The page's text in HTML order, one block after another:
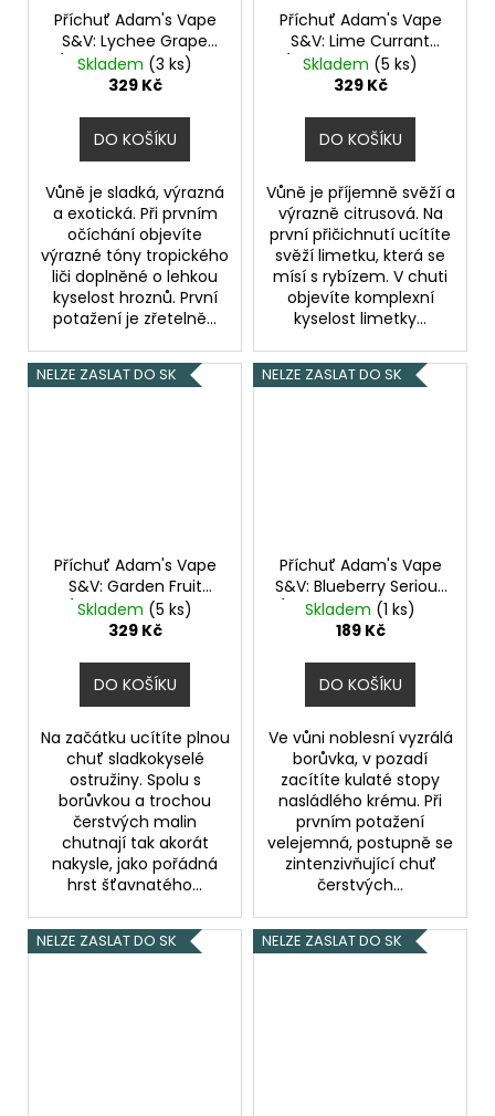
Příchuť Adam's Vape
S&V: Lychee Grape
(Liči a hroznové víno
na ledu) objem 10ml
Skladem (3 ks)
329 Kč
DO KOŠÍKU
Vůně je sladká, výrazná
a exotická. Při prvním
očíchání objevíte
výrazné tóny tropického
liči doplněné o lehkou
kyselost hroznů. První
potažení je zřetelně...
Příchuť Adam's Vape
S&V: Lime Currant
(Rybíz s limetkou na
ledu) objem 10ml
Skladem (5 ks)
329 Kč
DO KOŠÍKU
Vůně je příjemně svěží a
výrazně citrusová. Na
první přičichnutí ucítíte
svěží limetku, která se
mísí s rybízem. V chuti
objevíte komplexní
kyselost limetky...
NELZE ZASLAT DO SK
Příchuť Adam's Vape
S&V: Garden Fruit
(Zahradní ovocný
mix) objem 10ml
Skladem (5 ks)
329 Kč
DO KOŠÍKU
Na začátku ucítíte plnou
chuť sladkokyselé
ostružiny. Spolu s
borůvkou a trochou
čerstvých malin
chutnají tak akorát
nakysle, jako pořádná
hrst šťavnatého...
NELZE ZASLAT DO SK
Příchuť Adam's Vape
S&V: Blueberry Serious
(Borůvkové cereálie s
krémem) objem 10ml
Skladem (1 ks)
189 Kč
DO KOŠÍKU
Ve vůni noblesní vyzrálá
borůvka, v pozadí
zacítíte kulaté stopy
nasládlého krému. Při
prvním potažení
velejemná, postupně se
zintenzivňující chuť
čerstvých...
NELZE ZASLAT DO SK NELZE ZASLAT DO SK